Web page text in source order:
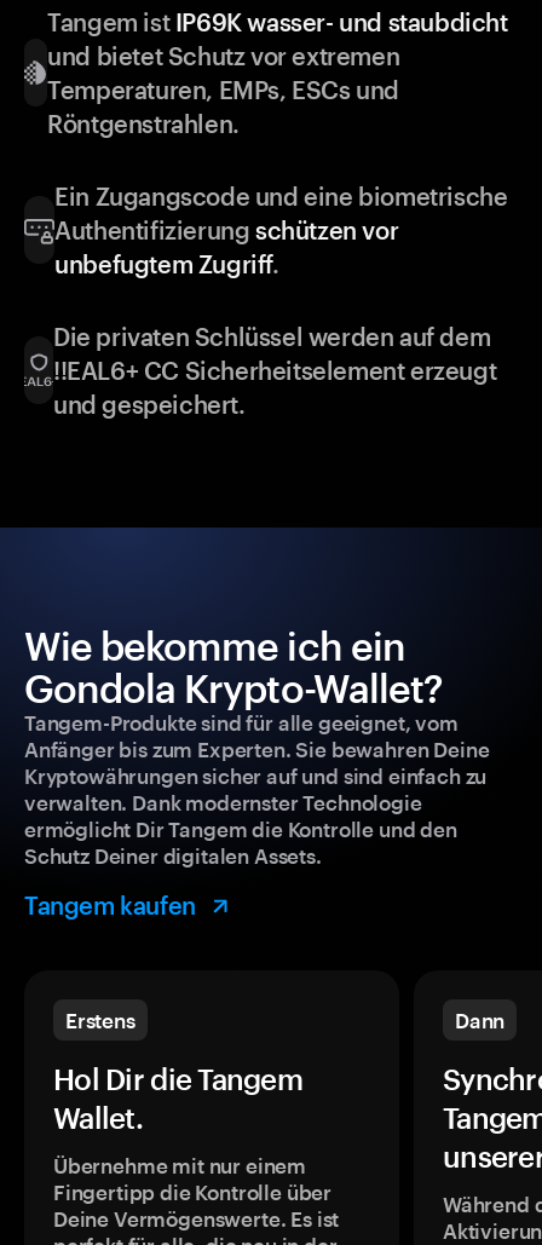
Tangem ist IP69K wasser- und staubdicht
und bietet Schutz vor extremen
Temperaturen, EMPs, ESCs und
Röntgenstrahlen.
Ein Zugangscode und eine biometrische
Authentifizierung schützen vor
unbefugtem Zugriff.
Die privaten Schlüssel werden auf dem
!!EAL6+ CC Sicherheitselement erzeugt
und gespeichert.
Wie bekomme ich ein
Gondola Krypto-Wallet?
Tangem-Produkte sind für alle geeignet, vom
Anfänger bis zum Experten. Sie bewahren Deine
Kryptowährungen sicher auf und sind einfach zu
verwalten. Dank modernster Technologie
ermöglicht Dir Tangem die Kontrolle und den
Schutz Deiner digitalen Assets.
Tangem kaufen
Erstens
Hol Dir die Tangem
Wallet.
Übernehme mit nur einem
Fingertipp die Kontrolle über
Deine Vermögenswerte. Es ist
Dann
Während